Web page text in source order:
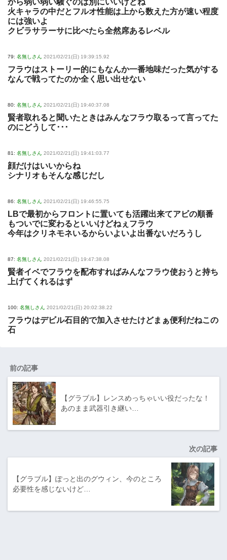
から弱い弱い騒ぐのは別にいいけどね
火キャラの中だとフルオ性能は上から数えた方が速い程度
には強いよ
クビラサラーサに比べたら全然席あるレベル
79: 名無しさん 2021/02/21(日) 19:39:15.92
フラウはストーリー的にもなんか一番地味だった気がする
なんで戦ってたのか全く思い出せない
80: 名無しさん 2021/02/21(日) 19:40:37.08
賢者取れると聞いたときはみんなフラウ取るって言ってた
のにどうして･･･
81: 名無しさん 2021/02/21(日) 19:41:03.77
顔だけはいいからね
シナリオもそんな感じだし
86: 名無しさん 2021/02/21(日) 19:46:55.75
LBで最初からフロントに置いても活躍出来てアビの順番
もついでに変わるといいけどねぇフラウ
今年はクリネモネいるからいよいよ出番ないだろうし
87: 名無しさん 2021/02/21(日) 19:47:38.08
賢者イベでフラウを配布すればみんなフラウ使おうと持ち
上げてくれるはず
100: 名無しさん 2021/02/21(日) 20:02:38.22
フラウはデビル石目的で加入させたけどまぁ便利だねこの
石
前の記事
【グラブル】レンスめっちゃいい役だったな！
あのまま武器引き継い…
次の記事
【グラブル】ぽっと出のグウィン、今のところ
必要性を感じないけど…